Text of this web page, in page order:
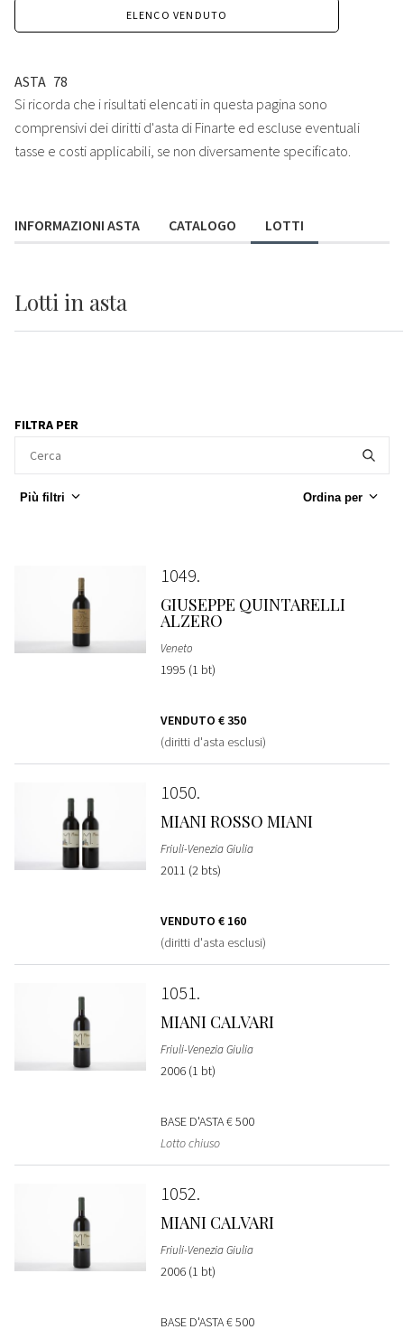
ELENCO VENDUTO
ASTA 78
Si ricorda che i risultati elencati in questa pagina sono
comprensivi dei diritti d'asta di Finarte ed escluse eventuali
tasse e costi applicabili, se non diversamente specificato.
INFORMAZIONI ASTA CATALOGO LOTTI
Lotti in asta
FILTRA PER
Più filtri Ordina per
1049
GIUSEPPE QUINTARELLI
ALZERO
Veneto
1995 (1 bt)
VENDUTO € 350
(diritti d'asta esclusi)
1050
MIANI ROSSO MIANI
Friuli-Venezia Giulia
2011 (2 bts)
VENDUTO € 160
(diritti d'asta esclusi)
1051
MIANI CALVARI
Friuli-Venezia Giulia
2006 (1 bt)
BASE D'ASTA€ 500
Lotto chiuso
1052
MIANI CALVARI
Friuli-Venezia Giulia
2006 (1 bt)
BASE D'ASTA€ 500